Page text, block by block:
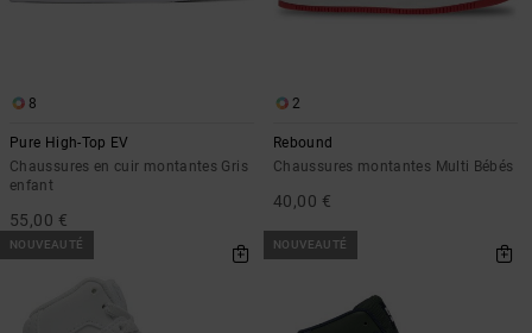
8
Pure High-Top EV
Chaussures en cuir montantes Gris
enfant
55,00 €
2
Rebound
Chaussures montantes Multi Bébés
40,00 €
NOUVEAUTÉ NOUVEAUTÉ